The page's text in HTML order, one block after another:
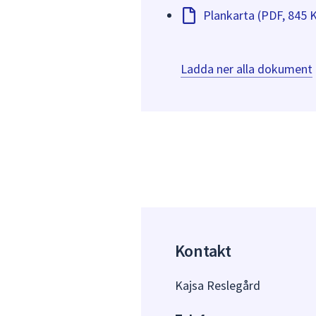
Plankarta (PDF, 845
Ladda ner alla dokument
Kontakt
Kajsa Reslegård